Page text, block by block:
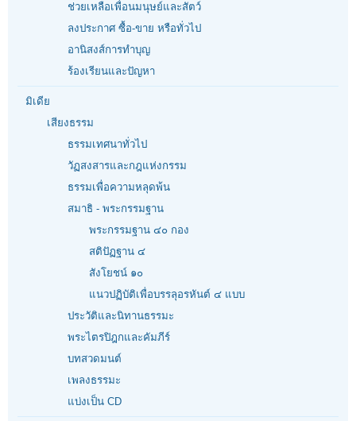
ช่วยเหลือเพื่อนมนุษย์และสัตว์
ลงประกาศ ซื้อ-ขาย หรือทั่วไป
อานิสงส์การทำบุญ
ร้องเรียนและปัญหา
มิเดีย
เสียงธรรม
ธรรมเทศนาทั่วไป
วัฏสงสารและกฎแห่งกรรม
ธรรมเพื่อความหลุดพ้น
สมาธิ - พระกรรมฐาน
พระกรรมฐาน ๔๐ กอง
สติปัฏฐาน ๔
สังโยชน์ ๑๐
แนวปฏิบัติเพื่อบรรลุอรหันต์ ๔ แบบ
ประวัติและนิทานธรรมะ
พระไตรปิฎกและคัมภีร์
บทสวดมนต์
เพลงธรรมะ
แบ่งเป็น CD